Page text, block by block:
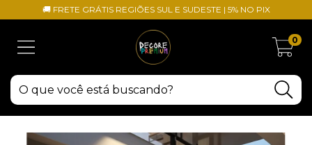
🚚 FRETE GRÁTIS REGIÕES SUL E SUDESTE | 5% NO PIX
0